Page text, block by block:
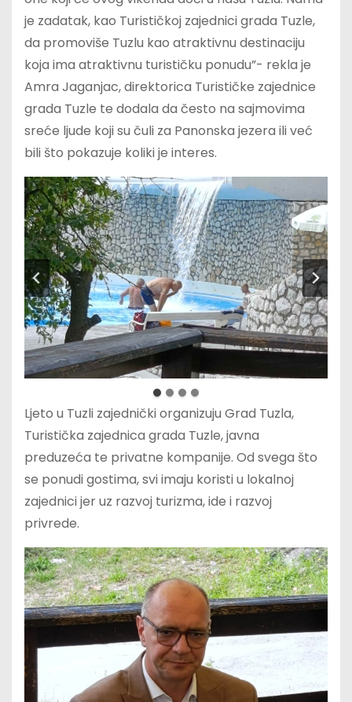
je zadatak, kao Turističkoj zajednici grada Tuzle,
da promoviše Tuzlu kao atraktivnu destinaciju
koja ima atraktivnu turističku ponudu”- rekla je
Amra Jaganjac, direktorica Turističke zajednice
grada Tuzle te dodala da često na sajmovima
sreće ljude koji su čuli za Panonska jezera ili već
bili što pokazuje koliki je interes.
Ljeto u Tuzli zajednički organizuju Grad Tuzla,
Turistička zajednica grada Tuzle, javna
preduzeća te privatne kompanije. Od svega što
se ponudi gostima, svi imaju koristi u lokalnoj
zajednici jer uz razvoj turizma, ide i razvoj
privrede.